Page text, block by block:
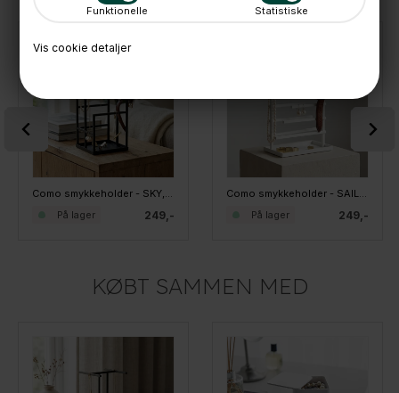
Funktionelle Statistiske
Vis cookie detaljer
249,-
På lager 249,-
På lager
KØBT SAMMEN MED